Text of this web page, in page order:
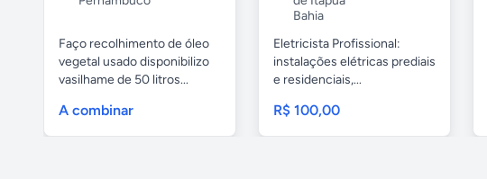
Faço recolhimento de óleo
vegetal usado disponibilizo
vasilhame de 50 litros...
A combinar
Bahia
Eletricista Profissional:
instalações elétricas prediais
e residenciais,...
R$ 100,00